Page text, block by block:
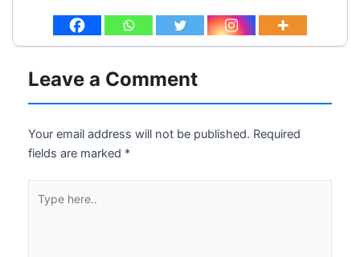
Leave a Comment
Your email address will not be published. Required
fields are marked *
here..